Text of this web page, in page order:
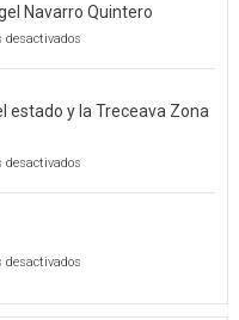
Navarro Quintero
desactivadosen
gobernador
estado,
Navarro
estado y la Treceava Zona
desactivadosen
Voluntario
desactivadosen
Los